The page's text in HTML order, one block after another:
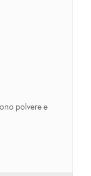
polvere e